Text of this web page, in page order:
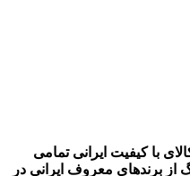
با کیفیت ایرانی تمامی
برندهای معروف ایرانی در